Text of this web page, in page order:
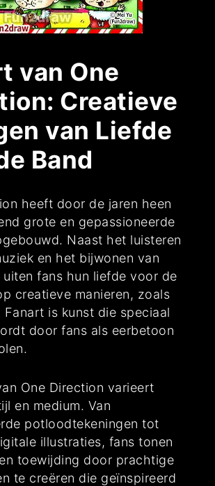
van One
Creatieve
van Liefde
Band
heeft door de jaren heen
grote en gepassioneerde
Naast het luisteren
en het bijwonen van
fans hun liefde voor de
creatieve manieren, zoals
Fanart is kunst die speciaal
door fans als eerbetoon
One Direction varieert
en medium. Van
potloodtekeningen tot
illustraties, fans tonen
toewijding door prachtige
te creëren die geïnspireerd